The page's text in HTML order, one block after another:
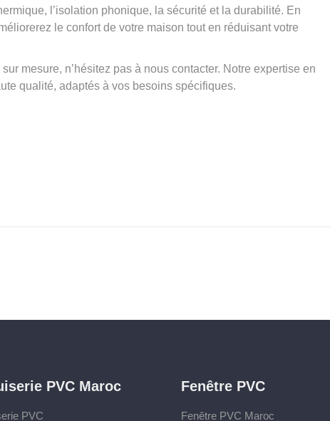
l’isolation phonique, la sécurité et la durabilité. En
le confort de votre maison tout en réduisant votre
mesure, n’hésitez pas à nous contacter. Notre expertise en
qualité, adaptés à vos besoins spécifiques.
PVC Maroc
PVC
Fenêtre PVC
Fenêtre PVC Maroc